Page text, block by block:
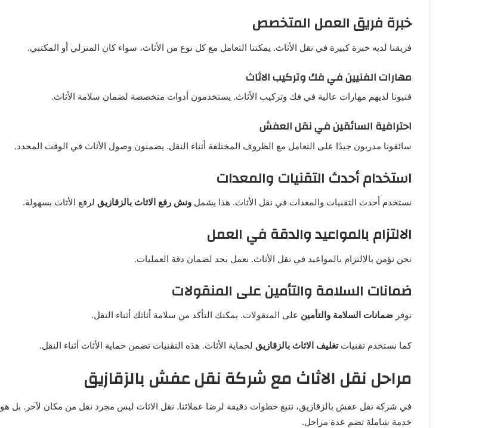
خبرة فريق العمل المتخصص
فريقنا لديه خبرة كبيرة في نقل الأثاث. يمكننا التعامل مع كل نوع من الأثاث، سواء كان المنزلي أو المكتبي.
مهارات الفنيين في فك وتركيب الاثاث
فنيونا لديهم مهارات عالية في فك وتركيب الأثاث. يستخدمون أدوات متخصصة لضمان سلامة الأثاث.
احترافية السائقين في نقل العفش
سائقونا مدربون جيدًا على التعامل مع الظروف المختلفة أثناء النقل. يضمنون وصول الأثاث في الوقت المحدد.
استخدام أحدث التقنيات والمعدات
نستخدم أحدث التقنيات والمعدات في نقل الأثاث. هذا يشمل ونش رفع الاثاث بالزقازيق لرفع الأثاث بسهولة.
الالتزام بالمواعيد والدقة في العمل
نحن نؤمن بالالتزام بالمواعيد في نقل الأثاث. نعمل بجد لضمان دقة العمليات.
ضمانات السلامة والتأمين على المنقولات
نوفر ضمانات السلامة والتأمين على المنقولات. يمكنك التأكد من سلامة أثاثك أثناء النقل.
كما نستخدم تقنياتتغليف الاثاث بالزقازيق لحماية الأثاث. هذه التقنيات تضمن حماية الأثاث أثناء النقل.
مراحل نقل الاثاث مع شركة نقل عفش بالزقازيق
في شركة نقل عفش بالزقازيق، نتبع خطوات دقيقة لرضا عملائنا. نقل الاثاث ليس مجرد نقل من مكان لآخر. بل هو
خدمة شاملة تضم عدة مراحل.